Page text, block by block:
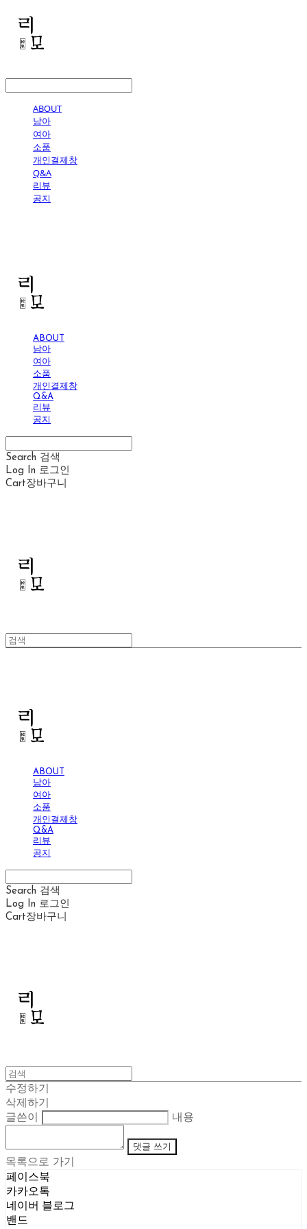
ABOUT
남아
여아
소품
개인결제창
Q&A
리뷰
공지
ABOUT
남아
여아
소품
개인결제창
Q&A
리뷰
공지
Search 검색
Log In 로그인
Cart장바구니
ABOUT
남아
여아
소품
개인결제창
Q&A
리뷰
공지
Search 검색
Log In 로그인
Cart장바구니
수정하기
삭제하기
글쓴이
내용
댓글 쓰기
목록으로 가기
페이스북
카카오톡
네이버 블로그
밴드